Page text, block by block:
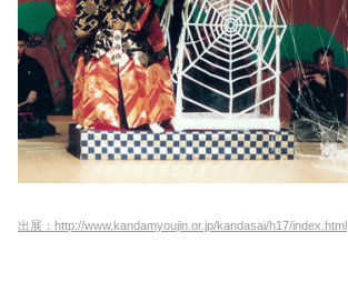
出展：http://www.kandamyoujin.or.jp/kandasai/h17/index.html